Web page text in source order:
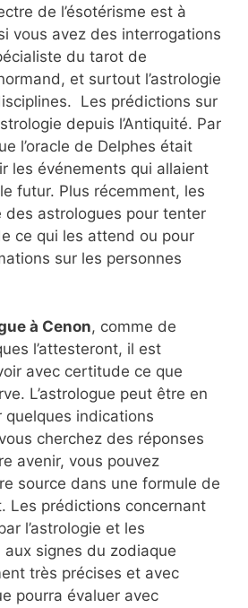
de l’ésotérisme est à
vous avez des interrogations
du tarot de
et surtout l’astrologie
Les prédictions sur
depuis l’Antiquité. Par
l’oracle de Delphes était
les événements qui allaient
futur. Plus récemment, les
des astrologues pour tenter
ce qui les attend ou pour
sur les personnes
à Cenon, comme de
l’attesteront, il est
avec certitude ce que
L’astrologue peut être en
quelques indications
cherchez des réponses
avenir, vous pouvez
source dans une formule de
Les prédictions concernant
l’astrologie et les
signes du zodiaque
très précises et avec
pourra évaluer avec